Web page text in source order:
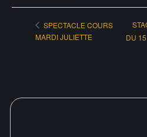
SPECTACLE COURS
MARDI JULIETTE
DU